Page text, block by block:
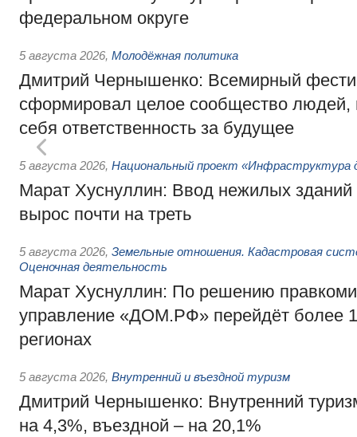
федеральном округе
5 августа 2026, Молодёжная политика
Дмитрий Чернышенко: Всемирный
сформировал целое сообщество людей,
себя ответственность за будущее
5 августа 2026, Национальный проект «Инфраструктура
Марат Хуснуллин: Ввод нежилых зданий
вырос почти на треть
5 августа 2026, Земельные отношения. Кадастровая
Оценочная деятельность
Марат Хуснуллин: По решению
управление «ДОМ.РФ» перейдёт более
регионах
5 августа 2026, Внутренний и въездной туризм
Дмитрий Чернышенко: Внутренний
на 4,3%, въездной – на 20,1%